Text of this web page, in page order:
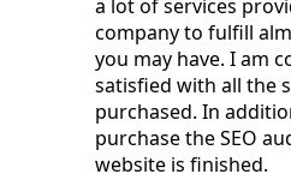
a lot of services
company to fulfill
you may have. I am
satisfied with all the
purchased. In
purchase the SEO
website is finished.